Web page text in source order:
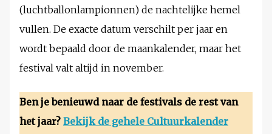
(luchtballonlampionnen) de nachtelijke hemel
vullen. De exacte datum verschilt per jaar en
wordt bepaald door de maankalender, maar het
festival valt altijd in november.
Ben je benieuwd naar de festivals de rest van
het jaar? Bekijk de gehele Cultuurkalender